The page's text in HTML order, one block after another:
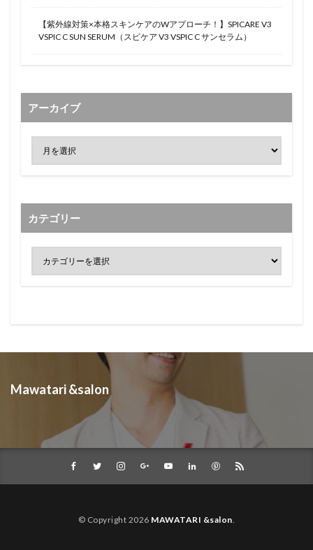
【紫外線対策×本格スキンケアのWアプローチ！】SPICARE V3
VSPIC C SUN SERUM（スピケア V3 VSPIC C サンセラム）
アーカイブ
カテゴリー
Mawatari &salon
© Copyright 2026 MAWATARI &salon